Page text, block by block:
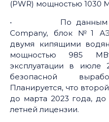
(PWR) мощностью 1030
• По данным
Company, блок №1
двумя кипящими
мощностью 985
эксплуатации в июле
безопасной
Планируется, что
до марта 2023 года,
летней лицензии.